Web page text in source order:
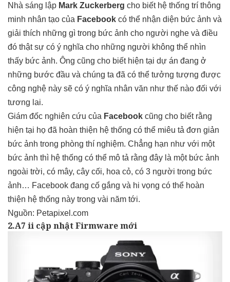
Nhà sáng lập Mark Zuckerberg cho biết hệ thống trí thông
minh nhân tạo của Facebook có thể nhận diện bức ảnh và
giải thích những gì trong bức ảnh cho người nghe và điều
đó thật sự có ý nghĩa cho những người không thể nhìn
thấy bức ảnh. Ông cũng cho biết hiện tại dự án đang ở
những bước đầu và chúng ta đã có thể tưởng tượng được
công nghệ này sẽ có ý nghĩa nhân văn như thế nào đối với
tương lai.
Giám đốc nghiên cứu của Facebook cũng cho biết rằng
hiện tại họ đã hoàn thiện hệ thống có thể miêu tả đơn giản
bức ảnh trong phòng thí nghiệm. Chẳng hạn như với một
bức ảnh thì hệ thống có thể mô tả rằng đây là một bức ảnh
ngoài trời, có mây, cây cối, hoa cỏ, có 3 người trong bức
ảnh… Facebook đang cố gắng và hi vọng có thể hoàn
thiện hệ thống này trong vài năm tới.
Nguồn: Petapixel.com
2.A7 ii cập nhật Firmware mới